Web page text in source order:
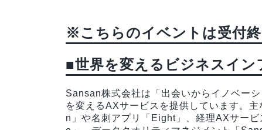
※こちらのイベントは受付
■世界を変えるビジネスイン
Sansan株式会社は「出会いからイノベー
を変えるAXサービスを提供しています。
n」や名刺アプリ「Eight」、経理AXサー